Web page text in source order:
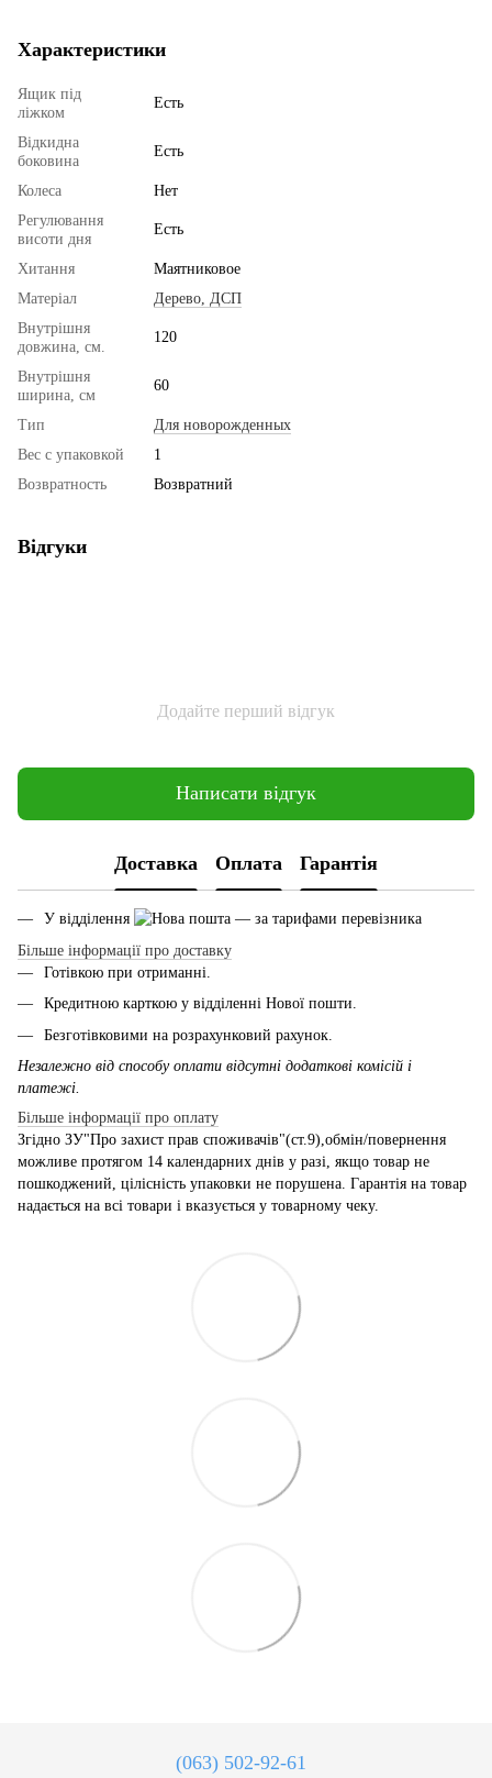
Характеристики
Ящик під
ліжком
Есть
Відкидна
боковина
Есть
Колеса
Нет
Регулювання
висоти дня
Есть
Хитання
Маятниковое
Матеріал
Дерево, ДСП
Внутрішня
довжина, см.
120
Внутрішня
ширина, см
60
Тип
Для новорожденных
Вес с упаковкой
1
Возвратность
Возвратний
Відгуки
Додайте перший відгук
Написати відгук
Доставка Оплата Гарантія
У відділення
— за тарифами перевізника
Більше інформації про доставку
Готівкою при отриманні.
Кредитною карткою у відділенні Нової пошти.
Безготівковими на розрахунковий рахунок.
Незалежно від способу оплати відсутні додаткові комісій і
платежі.
Більше інформації про оплату
Згідно ЗУ"Про захист прав споживачів"(ст.9),обмін/повернення
можливе протягом 14 календарних днів у разі, якщо товар не
пошкоджений, цілісність упаковки не порушена. Гарантія на товар
надається на всі товари і вказується у товарному чеку.
(063) 502-92-61